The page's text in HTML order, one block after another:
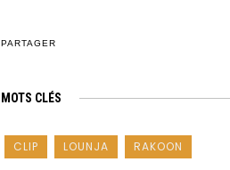
PARTAGER
MOTS CLÉS
CLIP LOUNJA RAKOON